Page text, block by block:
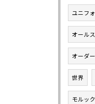
ユニフ
オール
オーダ
世界
モルック